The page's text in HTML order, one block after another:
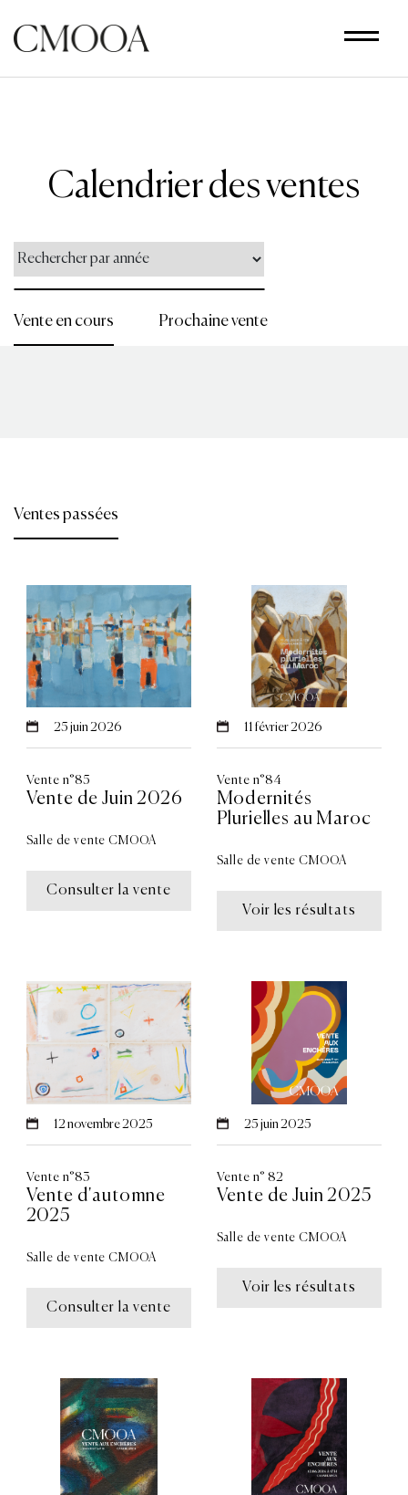
contenu
principal
Calendrier des ventes
Vente en cours Prochaine vente
Ventes passées
25 juin 2026
Vente n°85
Vente de Juin 2026
Salle de vente CMOOA
Consulter la vente
11 février 2026
Vente n°84
Modernités
Plurielles au Maroc
Salle de vente CMOOA
Voir les résultats
12 novembre 2025
Vente n°83
Vente d'automne
2025
Salle de vente CMOOA
Consulter la vente
25 juin 2025
Vente n° 82
Vente de Juin 2025
Salle de vente CMOOA
Voir les résultats